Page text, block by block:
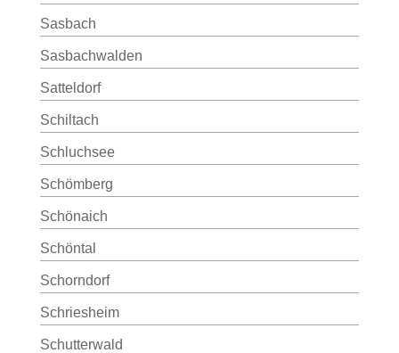
Sasbach
Sasbachwalden
Satteldorf
Schiltach
Schluchsee
Schömberg
Schönaich
Schöntal
Schorndorf
Schriesheim
Schutterwald